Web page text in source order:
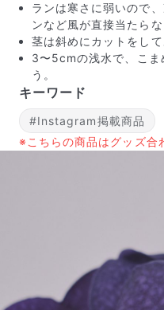
届いたお花に元気がな
もし届いたお花に「枯れ
不備があった場合は、些
までご連絡ください。ご
ランは寒さに弱いので
ンなど風が直接当たら
茎は斜めにカットをして
3〜5cmの浅水で、こま
う。
キーワード
#Instagram掲載商品
※こちらの商品はグッズ合